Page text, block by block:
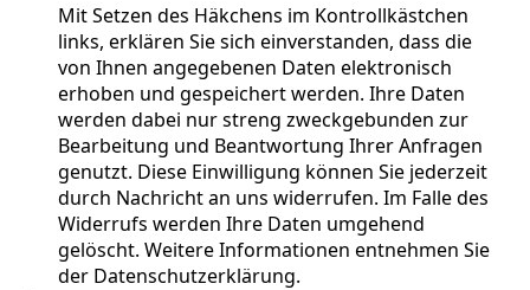
Mit Setzen des Häkchens im Kontrollkästchen
links, erklären Sie sich einverstanden, dass die
von Ihnen angegebenen Daten elektronisch
erhoben und gespeichert werden. Ihre Daten
werden dabei nur streng zweckgebunden zur
Bearbeitung und Beantwortung Ihrer Anfragen
genutzt. Diese Einwilligung können Sie jederzeit
durch Nachricht an uns widerrufen. Im Falle des
Widerrufs werden Ihre Daten umgehend
gelöscht. Weitere Informationen entnehmen Sie
der Datenschutzerklärung.